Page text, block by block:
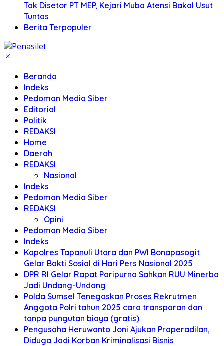
Tak Disetor PT MEP, Kejari Muba Atensi Bakal Usut
Tuntas
Berita Terpopuler
Beranda
Indeks
Pedoman Media Siber
Editorial
Politik
REDAKSI
Home
Daerah
REDAKSI
Nasional
Indeks
Pedoman Media Siber
REDAKSI
Opini
Pedoman Media Siber
Indeks
Kapolres Tapanuli Utara dan PWI Bonapasogit
Gelar Bakti Sosial di Hari Pers Nasional 2025
DPR RI Gelar Rapat Paripurna Sahkan RUU Minerba
Jadi Undang-Undang
Polda Sumsel Tenegaskan Proses Rekrutmen
Anggota Polri tahun 2025 cara transparan dan
tanpa pungutan biaya (gratis)
Pengusaha Heruwanto Joni Ajukan Praperadilan,
Diduga Jadi Korban Kriminalisasi Bisnis